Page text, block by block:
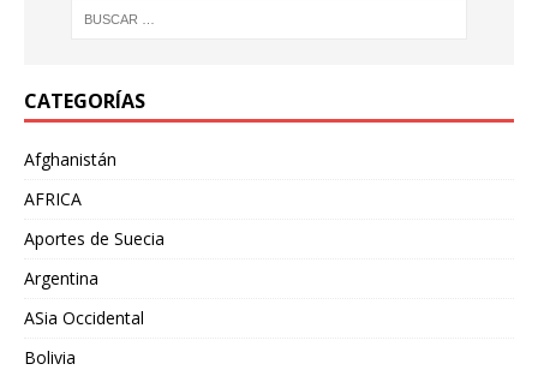
CATEGORÍAS
Afghanistán
AFRICA
Aportes de Suecia
Argentina
ASia Occidental
Bolivia